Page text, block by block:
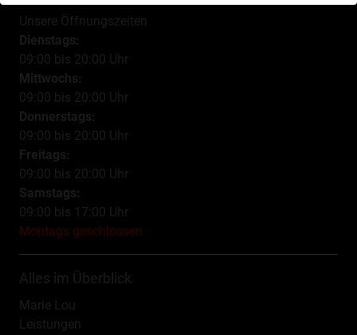
Unsere Öffnungszeiten
Dienstags:
09:00 bis 20:00 Uhr
Mittwochs:
09:00 bis 20:00 Uhr
Donnerstags:
09:00 bis 20:00 Uhr
Freitags:
09:00 bis 20:00 Uhr
Samstags:
09:00 bis 17:00 Uhr
Montags geschlossen.
Alles im Überblick
Marie Lou
Leistungen